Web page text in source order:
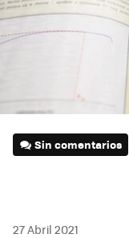
Sin comentarios
27 Abril 2021